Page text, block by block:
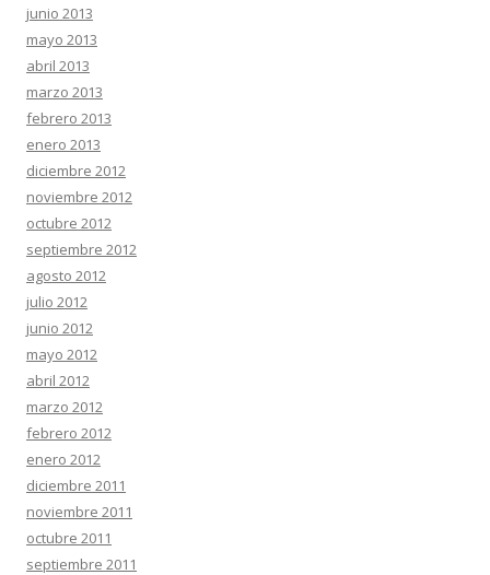
junio 2013
mayo 2013
abril 2013
marzo 2013
febrero 2013
enero 2013
diciembre 2012
noviembre 2012
octubre 2012
septiembre 2012
agosto 2012
julio 2012
junio 2012
mayo 2012
abril 2012
marzo 2012
febrero 2012
enero 2012
diciembre 2011
noviembre 2011
octubre 2011
septiembre 2011